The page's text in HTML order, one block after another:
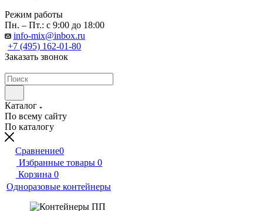
Режим работы
Пн. – Пт.: с 9:00 до 18:00
info-mix@inbox.ru
+7 (495) 162-01-80
Заказать звонок
Каталог
По всему сайту
По каталогу
Сравнение0
Избранные товары 0
Корзина 0
Одноразовые контейнеры